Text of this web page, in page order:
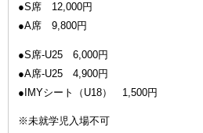
●S席 12,000円
●A席 9,800円
●S席-U25 6,000円
●A席-U25 4,900円
●IMYシート（U18） 1,500円
※未就学児入場不可